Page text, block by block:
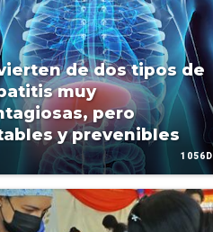
de dos tipos de
muy
pero
y prevenibles
1056D